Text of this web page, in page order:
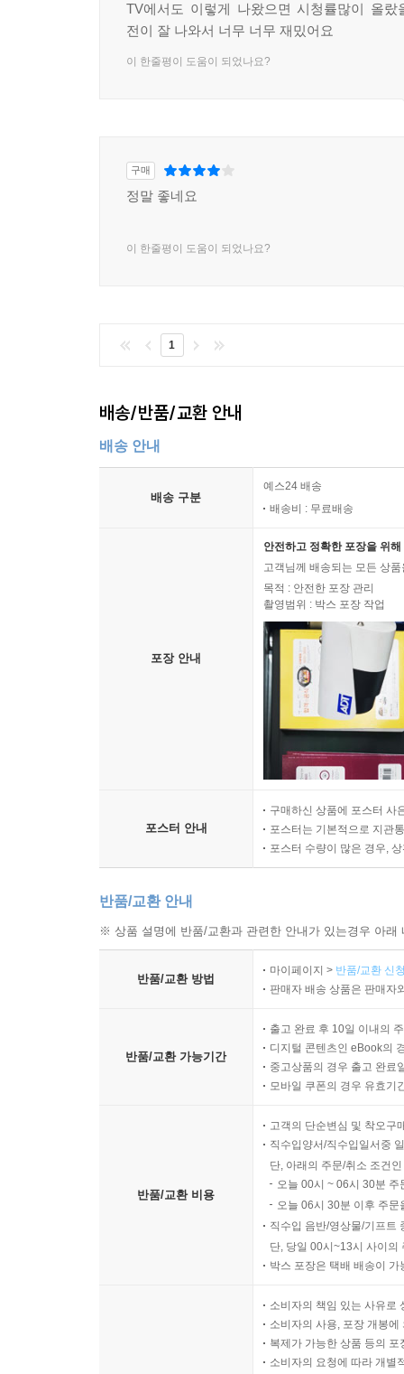
TV에서도 이렇게 나왔으면 시청률많이 올랐
전이 잘 나와서 너무 너무 재밌어요
이 한줄평이 도움이 되었나요?
구매
정말 좋네요
이 한줄평이 도움이 되었나요?
1
배송/반품/교환 안내
배송 안내
배송 구분
예스24 배송
배송비 : 무료배송
포장 안내
안전하고 정확한 포장을 위
고객님께 배송되는 모든 상
목적 : 안전한 포장 관리
촬영범위 : 박스 포장 작업
포스터 안내
구매하신 상품에 포스터 사
포스터는 기본적으로 지관
포스터 수량이 많은 경우,
반품/교환 안내
※ 상품 설명에 반품/교환과 관련한 안내가 있는경우 아
반품/교환 방법
마이페이지 > 반품/교환 신
판매자 배송 상품은 판매자
반품/교환 가능기간
출고 완료 후 10일 이내의
디지털 콘텐츠인 eBook의
중고상품의 경우 출고 완료
모바일 쿠폰의 경우 유효기
반품/교환 비용
고객의 단순변심 및 착오구
직수입양서/직수입일서중
단, 아래의 주문/취소 조건
오늘 00시 ~ 06시 30분
오늘 06시 30분 이후 주
직수입 음반/영상물/기프트
단, 당일 00시~13시 사이의
박스 포장은 택배 배송이
소비자의 책임 있는 사유로
소비자의 사용, 포장 개봉
복제가 가능한 상품 등의
소비자의 요청에 따라 개별